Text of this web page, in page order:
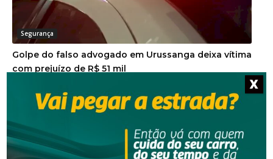
Segurança
Golpe do falso advogado em Urussanga deixa vítima
com prejuízo de R$ 51 mil
X